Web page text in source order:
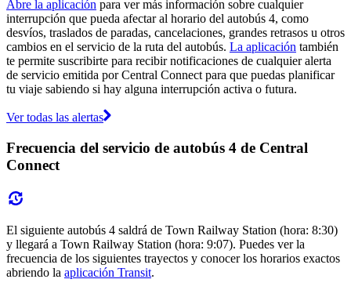
Abre la aplicación para ver más información sobre cualquier
interrupción que pueda afectar al horario del autobús 4, como
desvíos, traslados de paradas, cancelaciones, grandes retrasos u otros
cambios en el servicio de la ruta del autobús. La aplicación también
te permite suscribirte para recibir notificaciones de cualquier alerta
de servicio emitida por Central Connect para que puedas planificar
tu viaje sabiendo si hay alguna interrupción activa o futura.
Ver todas las alertas
Frecuencia del servicio de autobús 4 de Central
Connect
El siguiente autobús 4 saldrá de Town Railway Station (hora: 8:30)
y llegará a Town Railway Station (hora: 9:07). Puedes ver la
frecuencia de los siguientes trayectos y conocer los horarios exactos
abriendo la aplicación Transit.